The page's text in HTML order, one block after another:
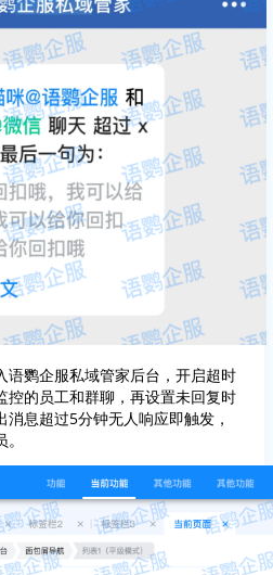
语鹦企服私域管家后台，开启超时
控的员工和群聊，再设置未回复时
息超过5分钟无人响应即触发，